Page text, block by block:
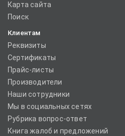
Карта сайта
Поиск
Клиентам
Реквизиты
Сертификаты
Прайс-листы
Производители
Наши сотрудники
Мы в социальных сетях
Рубрика вопрос-ответ
Книга жалоб и предложений